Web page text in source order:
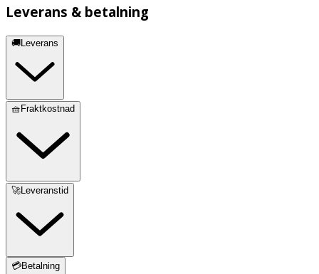
Leverans & betalning
🚚Leverans
🧺Fraktkostnad
🚀Leveranstid
💳Betalning